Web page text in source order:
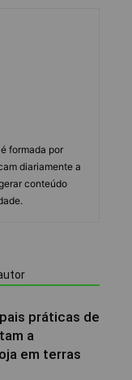
formada por
diariamente a
conteúdo
práticas de
a
em terras